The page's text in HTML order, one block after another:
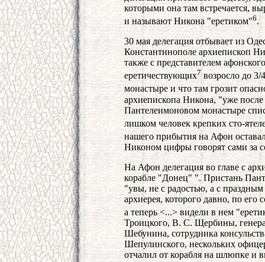
которыми она там встречается,
и называют Никона "еретиком"6.
30 мая делегация отбывает из
Константинополе архиепископ
также с представителем
еретичествующих7 возросло до 3/
монастыре и что там грозит
архиепископа Никона, "уже
Пантелеимоновом монастыре
лишком человек крепких сто-
нашего прибытия на Афон
Никоном цифры говорят сами за
На Афон делегация во главе с
корабле "Донец" ". Пристань
"увы, не с радостью, а с
архиерея, которого давно, по его
а теперь <...> видели в нем
Троицкого, В. С. Щербины,
Шебунина, сотрудника
Шепулинского, нескольких
отчалил от корабля на шлюпке и